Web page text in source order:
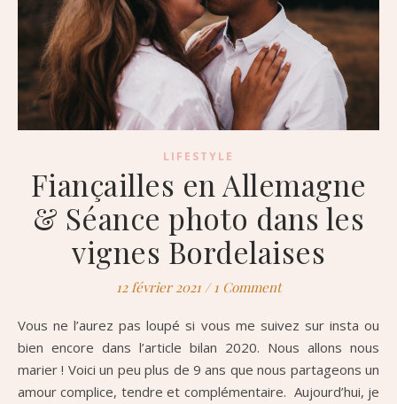
LIFESTYLE
Fiançailles en Allemagne
& Séance photo dans les
vignes Bordelaises
12 février 2021 / 1 Comment
Vous ne l’aurez pas loupé si vous me suivez sur insta ou
bien encore dans l’article bilan 2020. Nous allons nous
marier ! Voici un peu plus de 9 ans que nous partageons un
amour complice, tendre et complémentaire. Aujourd’hui, je